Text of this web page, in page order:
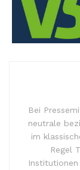
Bei
neutrale
im
Regel